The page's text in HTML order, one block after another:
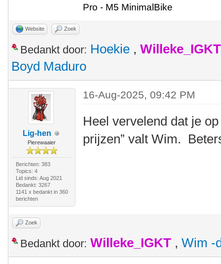
Pro - M5 MinimalBike
Website Zoek
Bedankt door: Hoekie , Willeke_IGKT
Boyd Maduro
Lig-hen
Pierewaaier
Berichten: 383
Topics: 4
Lid sinds: Aug 2021
Bedankt: 3267
1141 x bedankt in 360
berichten
16-Aug-2025, 09:42 PM
Heel vervelend dat je
prijzen” valt Wim.
Zoek
Bedankt door: Willeke_IGKT , Wim -